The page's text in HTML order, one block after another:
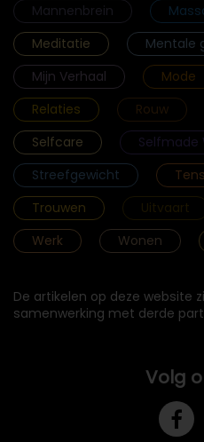
Mannenbrein
Meditatie
Mentale
Mijn Verhaal
Mode
Relaties
Rouw
Selfcare
Selfmade
Streefgewicht
Trouwen
Uitvaart
Werk
Wonen
De artikelen op deze website
samenwerking met derde
Volg